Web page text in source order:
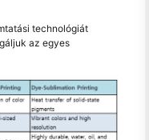
technológiát
az egyes